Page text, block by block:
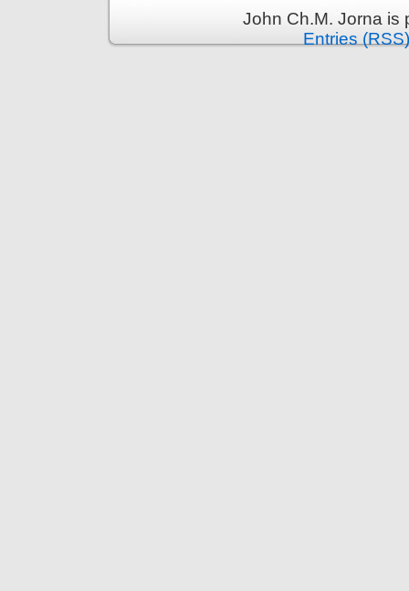
John Ch.M. Jorna
Entries (RSS)